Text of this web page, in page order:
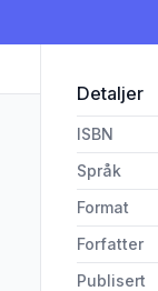
Detaljer
ISBN
Språk
Format
Forfatter
Publisert